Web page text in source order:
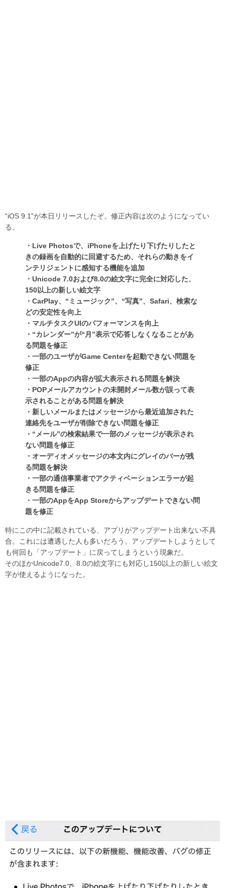
“iOS 9.1”が本日リリースしたぞ。修正内容は次のようになってい
る。
・Live Photosで、iPhoneを上げたり下げたりしたと
きの録画を自動的に回避するため、それらの動きをイ
ンテリジェントに感知する機能を追加
・Unicode 7.0および8.0の絵文字に完全に対応した、
150以上の新しい絵文字
・CarPlay、“ミュージック”、“写真”、Safari、検索な
どの安定性を向上
・マルチタスクUIのパフォーマンスを向上
・“カレンダー”が“月”表示で応答しなくなることがあ
る問題を修正
・一部のユーザがGame Centerを起動できない問題を
修正
・一部のAppの内容が拡大表示される問題を解決
・POPメールアカウントの未開封メール数が誤って表
示されることがある問題を解決
・新しいメールまたはメッセージから最近追加された
連絡先をユーザが削除できない問題を修正
・“メール”の検索結果で一部のメッセージが表示され
ない問題を修正
・オーディオメッセージの本文内にグレイのバーが残
る問題を解決
・一部の通信事業者でアクティベーションエラーが起
きる問題を修正
・一部のAppをApp Storeからアップデートできない問
題を修正
特にこの中に記載されている、アプリがアップデート出来ない不具
合。これには遭遇した人も多いだろう。アップデートしようとして
も何回も「アップデート」に戻ってしまうという現象だ。
そのほかUnicode7.0、8.0の絵文字にも対応し150以上の新しい絵文
字が使えるようになった。